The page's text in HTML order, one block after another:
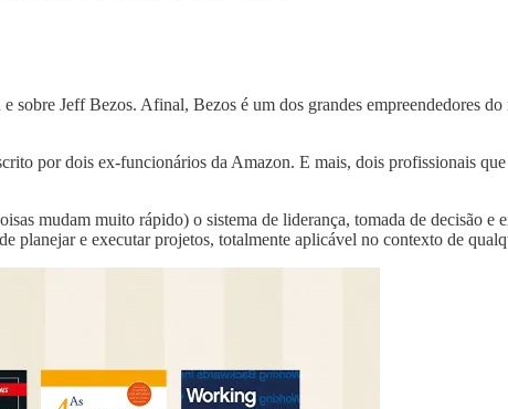
Jeff Bezos. Afinal, Bezos é um dos grandes empreendedores
por dois ex-funcionários da Amazon. E mais, dois profissionais
mudam muito rápido) o sistema de liderança, tomada de decisão e
e executar projetos, totalmente aplicável no contexto de